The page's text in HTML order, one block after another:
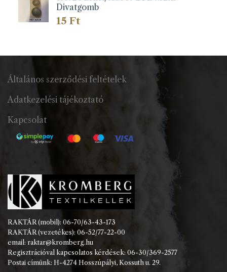
Divatgomb
15 Ft
Általános szerződési feltételek
Adatkezelési tájékoztató
Kapcsolat
RAKTÁR (mobil): 06-70/63-43-173
RAKTÁR (vezetékes): 06-52/77-22-00
email: raktar@kromberg.hu
Regisztrációval kapcsolatos kérdések: 06-30/369-2577
Postai címünk: H-4274 Hosszúpályi, Kossuth u. 29.